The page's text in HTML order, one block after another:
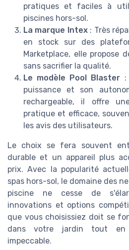
pratiques et faciles à
piscines hors-sol.
La marque Intex: Très
en stock sur des
Marketplace, elle propose
sans sacrifier la qualité.
Le modèle Pool Blaster :
puissance et son
rechargeable, il offre
pratique et efficace,
les avis des utilisateurs.
Le choix se fera souvent
durable et un appareil plus
prix. Avec la popularité
spas hors-sol, le domaine des
piscine ne cesse de
innovations et options
que vous choisissiez doit se
dans votre jardin tout
impeccable.
WINNY POOL CLEANER
Winny 200 Robot
＋ Sans filavec batterie
＋
Autonomiede 75 min
＋ Pour piscines hors-sol